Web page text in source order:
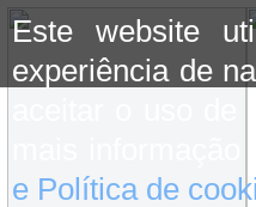
Este website
experiência de
e Política de